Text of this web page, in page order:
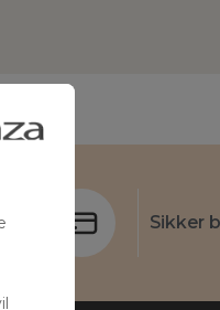
Sikker